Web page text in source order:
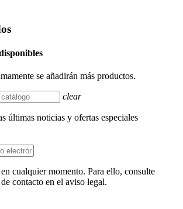
se añadirán más productos.
clear
últimas noticias y ofertas especiales
cualquier momento. Para ello, consulte
contacto en el aviso legal.